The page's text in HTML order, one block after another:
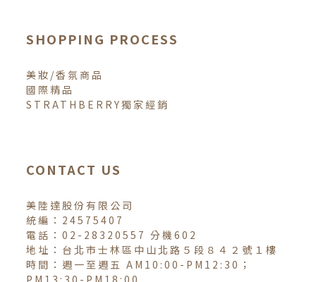
SHOPPING PROCESS
美妝/香氛商品
國際精品
STRATHBERRY獨家經銷
CONTACT US
美陸達股份有限公司
統編：24575407
電話：02-28320557 分機602
地址：台北市士林區中山北路５段８４２號１樓
時間：週一至週五 AM10:00-PM12:30；
PM13:30-PM18:00